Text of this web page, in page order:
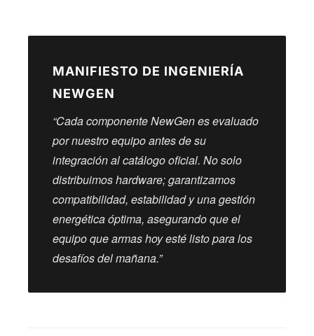
MANIFIESTO DE INGENIERÍA
NEWGEN
“Cada componente NewGen es evaluado
por nuestro equipo antes de su
integración al catálogo oficial. No solo
distribuimos hardware; garantizamos
compatibilidad, estabilidad y una gestión
energética óptima, asegurando que el
equipo que armas hoy esté listo para los
desafíos del mañana.”